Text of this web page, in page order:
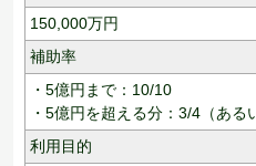
150,000万円
補助率
・5億円まで：10/10
・5億円を超える分：3/4（ある
利用目的